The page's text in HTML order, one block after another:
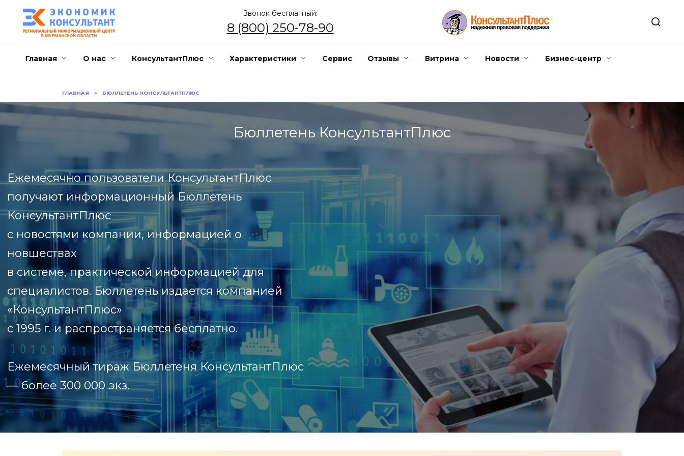
содержанию
Звонок бесплатный:
8 (800) 250-78-90
Главная О нас КонсультантПлюс Характеристики Сервис Отзывы Витрина Новости Бизнес-центр
ГЛАВНАЯ » БЮЛЛЕТЕНЬ КОНСУЛЬТАНТПЛЮС
Бюллетень КонсультантПлюс
Ежемесячно пользователи КонсультантПлюс
получают информационный Бюллетень
КонсультантПлюс
с новостями компании, информацией о
новшествах
в системе, практической информацией для
специалистов. Бюллетень издается компанией
«КонсультантПлюс»
с 1995 г. и распространяется бесплатно.
Ежемесячный тираж Бюллетеня КонсультантПлюс
— более 300 000 экз.